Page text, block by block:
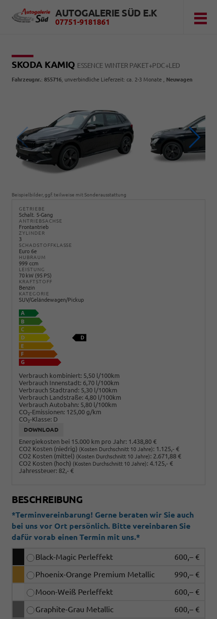
AUTOGALERIE SÜD E.K
07751-9181861
SKODA KAMIQ ESSENCE WINTER PAKET+PDC+LED
Fahrzeugnr.: 855716 , unverbindliche Lieferzeit: ca. 2-3 Monate , Neuwagen
Beispielbilder, ggf. teilweise mit Sonderausstattung
GETRIEBE
Schalt. 5-Gang
ANTRIEBSACHSE
Frontantrieb
ZYLINDER
3
SCHADSTOFFKLASSE
Euro 6e
HUBRAUM
999 ccm
LEISTUNG
70 kW (95 PS)
KRAFTSTOFF
Benzin
KATEGORIE
SUV/Geländewagen/Pickup
Verbrauch kombiniert: 5,50 l/100km
Verbrauch Innenstadt: 6,70 l/100km
Verbrauch Stadtrand: 5,30 l/100km
Verbrauch Landstraße: 4,80 l/100km
Verbrauch Autobahn: 5,80 l/100km
CO2-Emissionen: 125,00 g/km
CO2-Klasse: D
DOWNLOAD
Energiekosten bei 15.000 km pro Jahr: 1.438,80 €
CO2 Kosten (niedrig) (Kosten Durchschnitt 10 Jahre): 1.125,- €
CO2 Kosten (mittel) (Kosten Durchschnitt 10 Jahre): 2.671,88 €
CO2 Kosten (hoch) (Kosten Durchschnitt 10 Jahre): 4.125,- €
Jahressteuer: 82,- €
BESCHREIBUNG
*Terminvereinbarung! Gerne beraten wir Sie auch
bei uns vor Ort persönlich. Bitte vereinbaren Sie
dafür vorab einen Termin mit uns.*
Black-Magic Perleffekt
600,– €
Phoenix-Orange Premium Metallic
990,– €
Moon-Weiß Perleffekt
600,– €
Graphite-Grau Metallic
600,– €